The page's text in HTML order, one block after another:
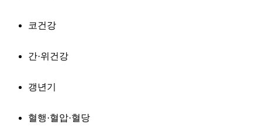
코건강
간·위건강
갱년기
혈행·혈압·혈당